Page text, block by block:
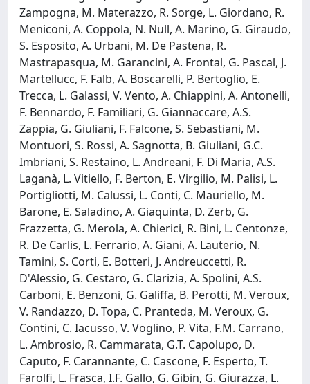
Zampogna, M. Materazzo, R. Sorge, L. Giordano, R.
Meniconi, A. Coppola, N. Null, A. Marino, G. Giraudo,
S. Esposito, A. Urbani, M. De Pastena, R.
Mastrapasqua, M. Garancini, A. Frontal, G. Pascal, J.
Martellucc, F. Falb, A. Boscarelli, P. Bertoglio, E.
Trecca, L. Galassi, V. Vento, A. Chiappini, A. Antonelli,
F. Bennardo, F. Familiari, G. Giannaccare, A.S.
Zappia, G. Giuliani, F. Falcone, S. Sebastiani, M.
Montuori, S. Rossi, A. Sagnotta, B. Giuliani, G.C.
Imbriani, S. Restaino, L. Andreani, F. Di Maria, A.S.
Laganà, L. Vitiello, F. Berton, E. Virgilio, M. Palisi, L.
Portigliotti, M. Calussi, L. Conti, C. Mauriello, M.
Barone, E. Saladino, A. Giaquinta, D. Zerb, G.
Frazzetta, G. Merola, A. Chierici, R. Bini, L. Centonze,
R. De Carlis, L. Ferrario, A. Giani, A. Lauterio, N.
Tamini, S. Corti, E. Botteri, J. Andreuccetti, R.
D'Alessio, G. Cestaro, G. Clarizia, A. Spolini, A.S.
Carboni, E. Benzoni, G. Galiffa, B. Perotti, M. Veroux,
V. Randazzo, D. Topa, C. Pranteda, M. Veroux, G.
Contini, C. Iacusso, V. Voglino, P. Vita, F.M. Carrano,
L. Ambrosio, R. Cammarata, G.T. Capolupo, D.
Caputo, F. Carannante, C. Cascone, F. Esperto, T.
Farolfi, L. Frasca, I.F. Gallo, G. Gibin, G. Giurazza, L.